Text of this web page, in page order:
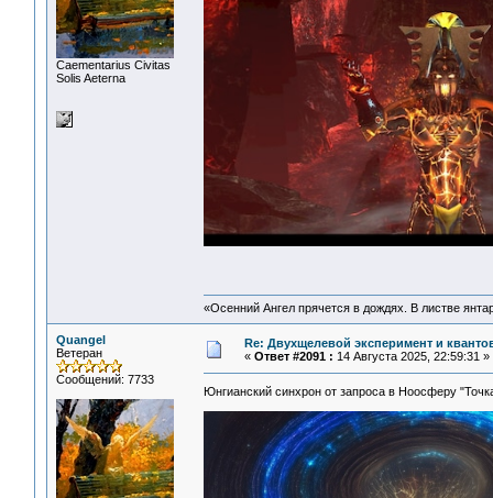
Сaementarius Civitas
Solis Aeterna
«Осенний Ангел прячется в дождях. В листве
Quangel
Ветеран
Сообщений: 7733
Re: Двухщелевой эксперимент и
« Ответ #2091 : 14 Августа 2025, 22:59:31 »
Юнгианский синхрон от запроса в Ноосферу